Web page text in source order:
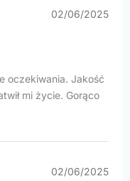
02/06/2025
oczekiwania. Jakość
mi życie. Gorąco
02/06/2025